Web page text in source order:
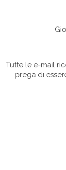
Tutte le e-mail
prega di